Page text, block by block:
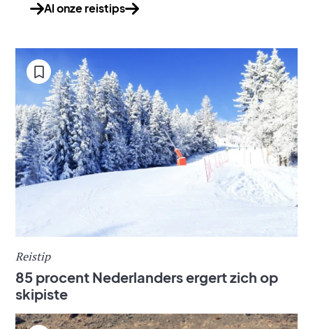
Al onze reistips
Reistip
85 procent Nederlanders ergert zich op
skipiste